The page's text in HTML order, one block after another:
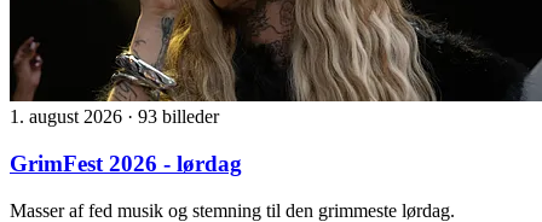
1. august 2026 · 93 billeder
GrimFest 2026 - lørdag
Masser af fed musik og stemning til den grimmeste lørdag.